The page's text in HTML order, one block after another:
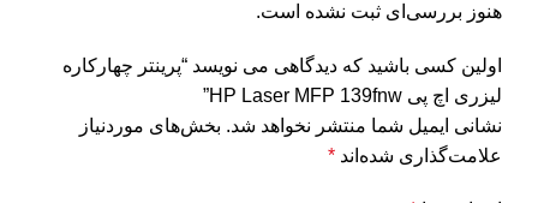
هنوز بررسی‌ای ثبت نشده است.
اولین کسی باشید که دیدگاهی می نویسد “پرینتر چهارکاره
لیزری اچ پی HP Laser MFP 139fnw”
نشانی ایمیل شما منتشر نخواهد شد. بخش‌های موردنیاز
علامت‌گذاری شده‌اند *